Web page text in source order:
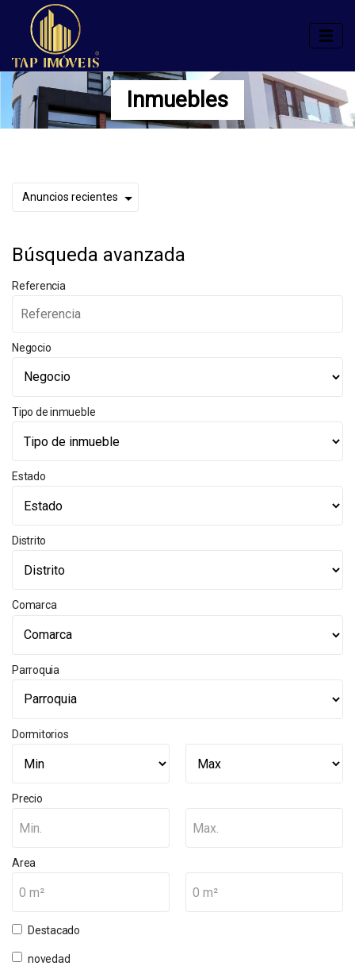
Inmuebles
Búsqueda avanzada
Referencia
Negocio
Tipo de inmueble
Estado
Distrito
Comarca
Parroquia
Dormitorios
Precio
Min. Max.
Area
0 m² 0 m²
Destacado
novedad